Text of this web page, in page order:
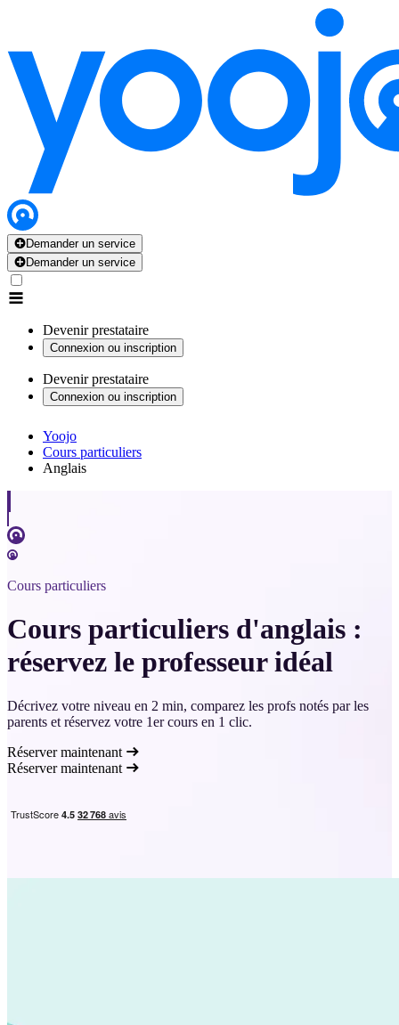
Demander un service
Demander un service
Devenir prestataire
Connexion ou inscription
Devenir prestataire
Connexion ou inscription
Yoojo
Cours particuliers
Anglais
Cours particuliers
Cours particuliers d'anglais :
réservez le professeur idéal
Décrivez votre niveau en 2 min, comparez les profs notés par les
parents et réservez votre 1er cours en 1 clic.
Réserver maintenant
Réserver maintenant